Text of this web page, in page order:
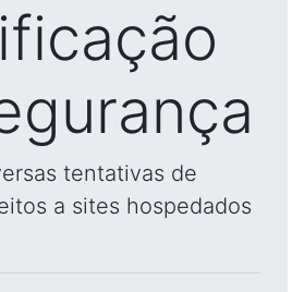
tentativas de
a sites hospedados